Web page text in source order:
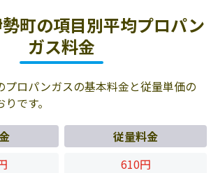
町の項目別平均プロパン
ガス料金
プロパンガスの基本料金と従量単価の
です。
従量料金
610円